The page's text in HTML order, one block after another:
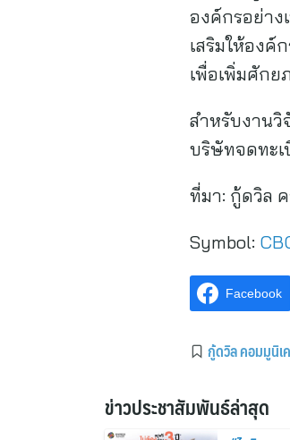
องค์กรอย่าง
เสริมให้องค์
เพื่อเพิ่มศักย
สำหรับงานวิ
บริษัทจดทะเ
ที่มา: กู้ดวิล
Symbol:
Facebook
กู้ดวิล คอมมูนิเ
ข่าวประชาสัมพันธ์ล่าสุด